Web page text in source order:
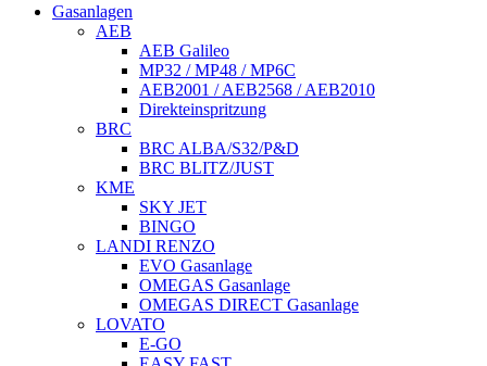
Gasanlagen
AEB
AEB Galileo
MP32 / MP48 / MP6C
AEB2001 / AEB2568 / AEB2010
Direkteinspritzung
BRC
BRC ALBA/S32/P&D
BRC BLITZ/JUST
KME
SKY JET
BINGO
LANDI RENZO
EVO Gasanlage
OMEGAS Gasanlage
OMEGAS DIRECT Gasanlage
LOVATO
E-GO